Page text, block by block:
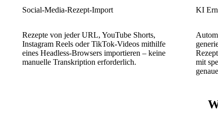
Social-Media-Rezept-Import
Rezepte von jeder URL, YouTube Shorts,
Instagram Reels oder TikTok-Videos mithilfe
eines Headless-Browsers importieren – keine
manuelle Transkription erforderlich.
KI
mit